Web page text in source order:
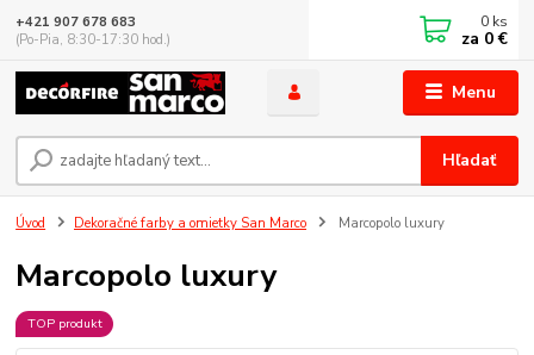
Menu
Hľadať
+421 907 678 683
(Po-Pia, 8:30-17:30 hod.)
0 ks
za 0 €
Úvod Dekoračné farby a omietky San Marco Marcopolo luxury
Marcopolo luxury
TOP produkt